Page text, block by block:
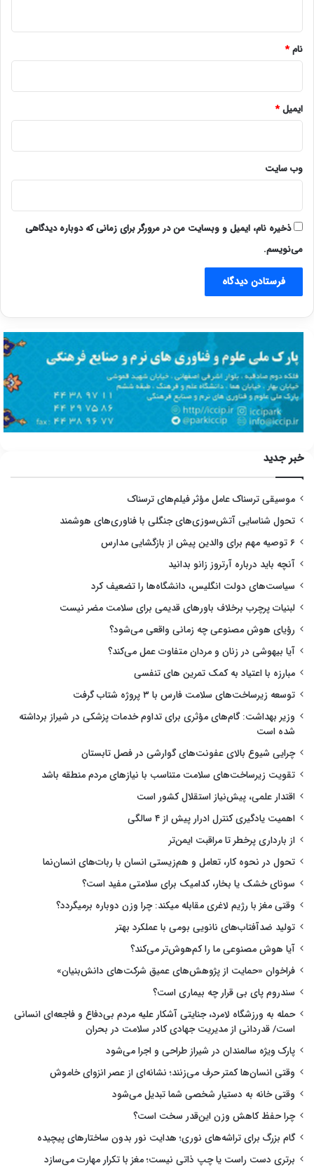
نام*
ایمیل*
وب‌ سایت
ذخیره نام، ایمیل و وبسایت من در مرورگر برای زمانی که دوباره دیدگاهی
می‌نویسم.
خبر جدید
موسیقی ترسناک عامل مؤثر فیلم‌های ترسناک
تحول شناسایی آتش‌سوزی‌های جنگلی با فناوری‌های هوشمند
۶ توصیه مهم برای والدین پیش از بازگشایی مدارس
آنچه باید درباره آرتروز زانو بدانید
سیاست‌های دولت انگلیس، دانشگاه‌ها را تضعیف کرد
لبنیات پرچرب برخلاف باورهای قدیمی برای سلامت مضر نیست
رؤیای هوش مصنوعی چه زمانی واقعی می‌شود؟
آیا بیهوشی در زنان و مردان متفاوت عمل می‌کند؟
مبارزه با اعتیاد به کمک تمرین های تنفسی
توسعه زیرساخت‌های سلامت فارس با ۳ پروژه شتاب گرفت
وزیر بهداشت: گام‌های مؤثری برای تداوم خدمات پزشکی در شیراز برداشته
شده است
چرایی شیوع بالای عفونت‌های گوارشی در فصل تابستان
تقویت زیرساخت‌های سلامت متناسب با نیازهای مردم منطقه باشد
اقتدار علمی، پیش‌نیاز استقلال کشور است
اهمیت یادگیری کنترل ادرار پیش از ۴ سالگی
از بارداری پرخطر تا مراقبت ایمن‌تر
تحول در نحوه کار، تعامل و هم‌زیستی انسان با ربات‌های انسان‌نما
سونای خشک یا بخار، کدامیک برای سلامتی مفید است؟
وقتی مغز با رژیم لاغری مقابله میکند: چرا وزن دوباره برمیگردد؟
تولید ضدآفتاب‌های نانویی بومی با عملکرد بهتر
آیا هوش مصنوعی ما را کم‌هوش‌تر می‌کند؟
فراخوان «حمایت از پژوهش‌های عمیق شرکت‌های دانش‌بنیان»
سندروم پای بی قرار چه بیماری است؟
حمله به ورزشگاه لامرد، جنایتی آشکار علیه مردم بی‌دفاع و فاجعه‌ای انسانی
است/ قدردانی از مدیریت جهادی کادر سلامت در بحران
پارک ویژه سالمندان در شیراز طراحی و اجرا می‌شود
وقتی انسان‌ها کمتر حرف می‌زنند؛ نشانه‌ای از عصر انزوای خاموش
وقتی خانه به دستیار شخصی شما تبدیل می‌شود
چرا حفظ کاهش وزن این‌قدر سخت است؟
گام بزرگ برای تراشه‌های نوری؛ هدایت نور بدون ساختارهای پیچیده
برتری دست راست یا چپ ذاتی نیست؛ مغز با تکرار مهارت می‌سازد